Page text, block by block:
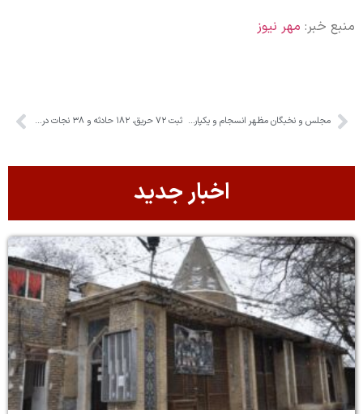
منبع خبر: مهر نیوز
مجلس و نخبگان مظهر انسجام و یکپارچگی ملت باشند ثبت ۷۲ حریق، ۱۸۲ حادثه و ۳۸ نجات در هفته گذشته
اخبار جدید